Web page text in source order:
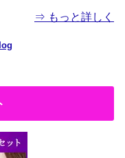
⇒ もっと詳しく